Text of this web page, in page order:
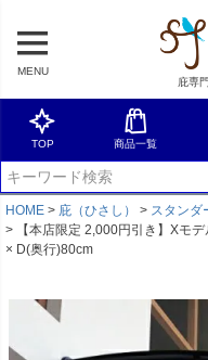
MENU
庇専
TOP 商品一覧
HOME 庇（ひさし） スタンダ
【本店限定 2,000円引き】Xモ
× D(奥行)80cm